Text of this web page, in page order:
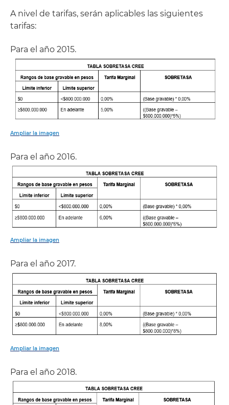
A nivel de tarifas, serán aplicables las siguientes
tarifas:
Para el año 2015.
Ampliar la imagen
Para el año 2016.
Ampliar la imagen
Para el año 2017.
Ampliar la imagen
Para el año 2018.